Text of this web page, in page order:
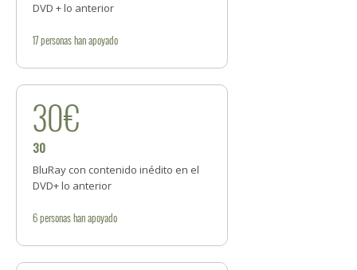
DVD + lo anterior
17personashan apoyado
30€
30
BluRay con contenido inédito en el
DVD+ lo anterior
6personashan apoyado